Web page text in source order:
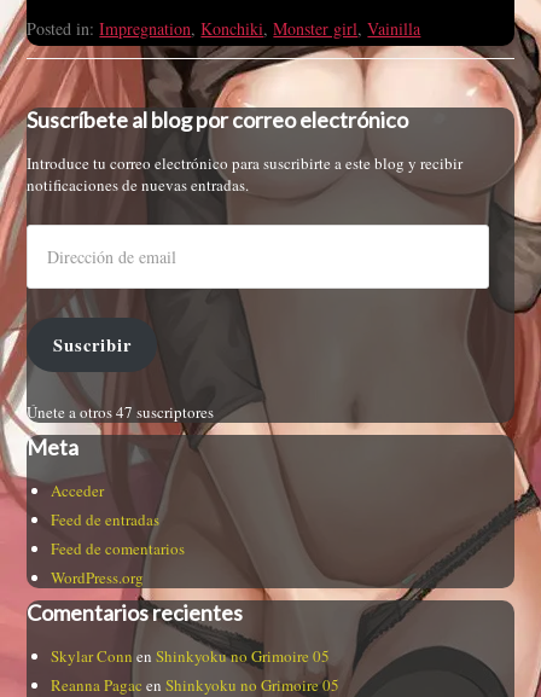
Posted in:Impregnation,Konchiki,Monster girl,Vainilla
Suscríbete al blog por correo electrónico
Introduce tu correo electrónico para suscribirte a este blog y recibir
notificaciones de nuevas entradas.
Suscribir
Únete a otros 47 suscriptores
Meta
Acceder
Feed de entradas
Feed de comentarios
WordPress.org
Comentarios recientes
Skylar Conn enShinkyoku no Grimoire 05
Reanna Pagac enShinkyoku no Grimoire 05